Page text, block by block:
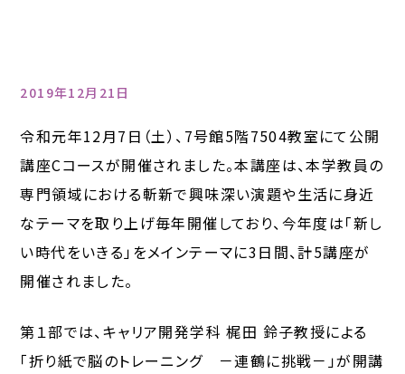
2019年12月21日
令和元年12月7日（土）、7号館5階7504教室にて公開
講座Cコースが開催されました。本講座は、本学教員の
専門領域における斬新で興味深い演題や生活に身近
なテーマを取り上げ毎年開催しており、今年度は「新し
い時代をいきる」をメインテーマに3日間、計5講座が
開催されました。
第１部では、キャリア開発学科 梶田 鈴子教授による
「折り紙で脳のトレーニング －連鶴に挑戦－」が開講